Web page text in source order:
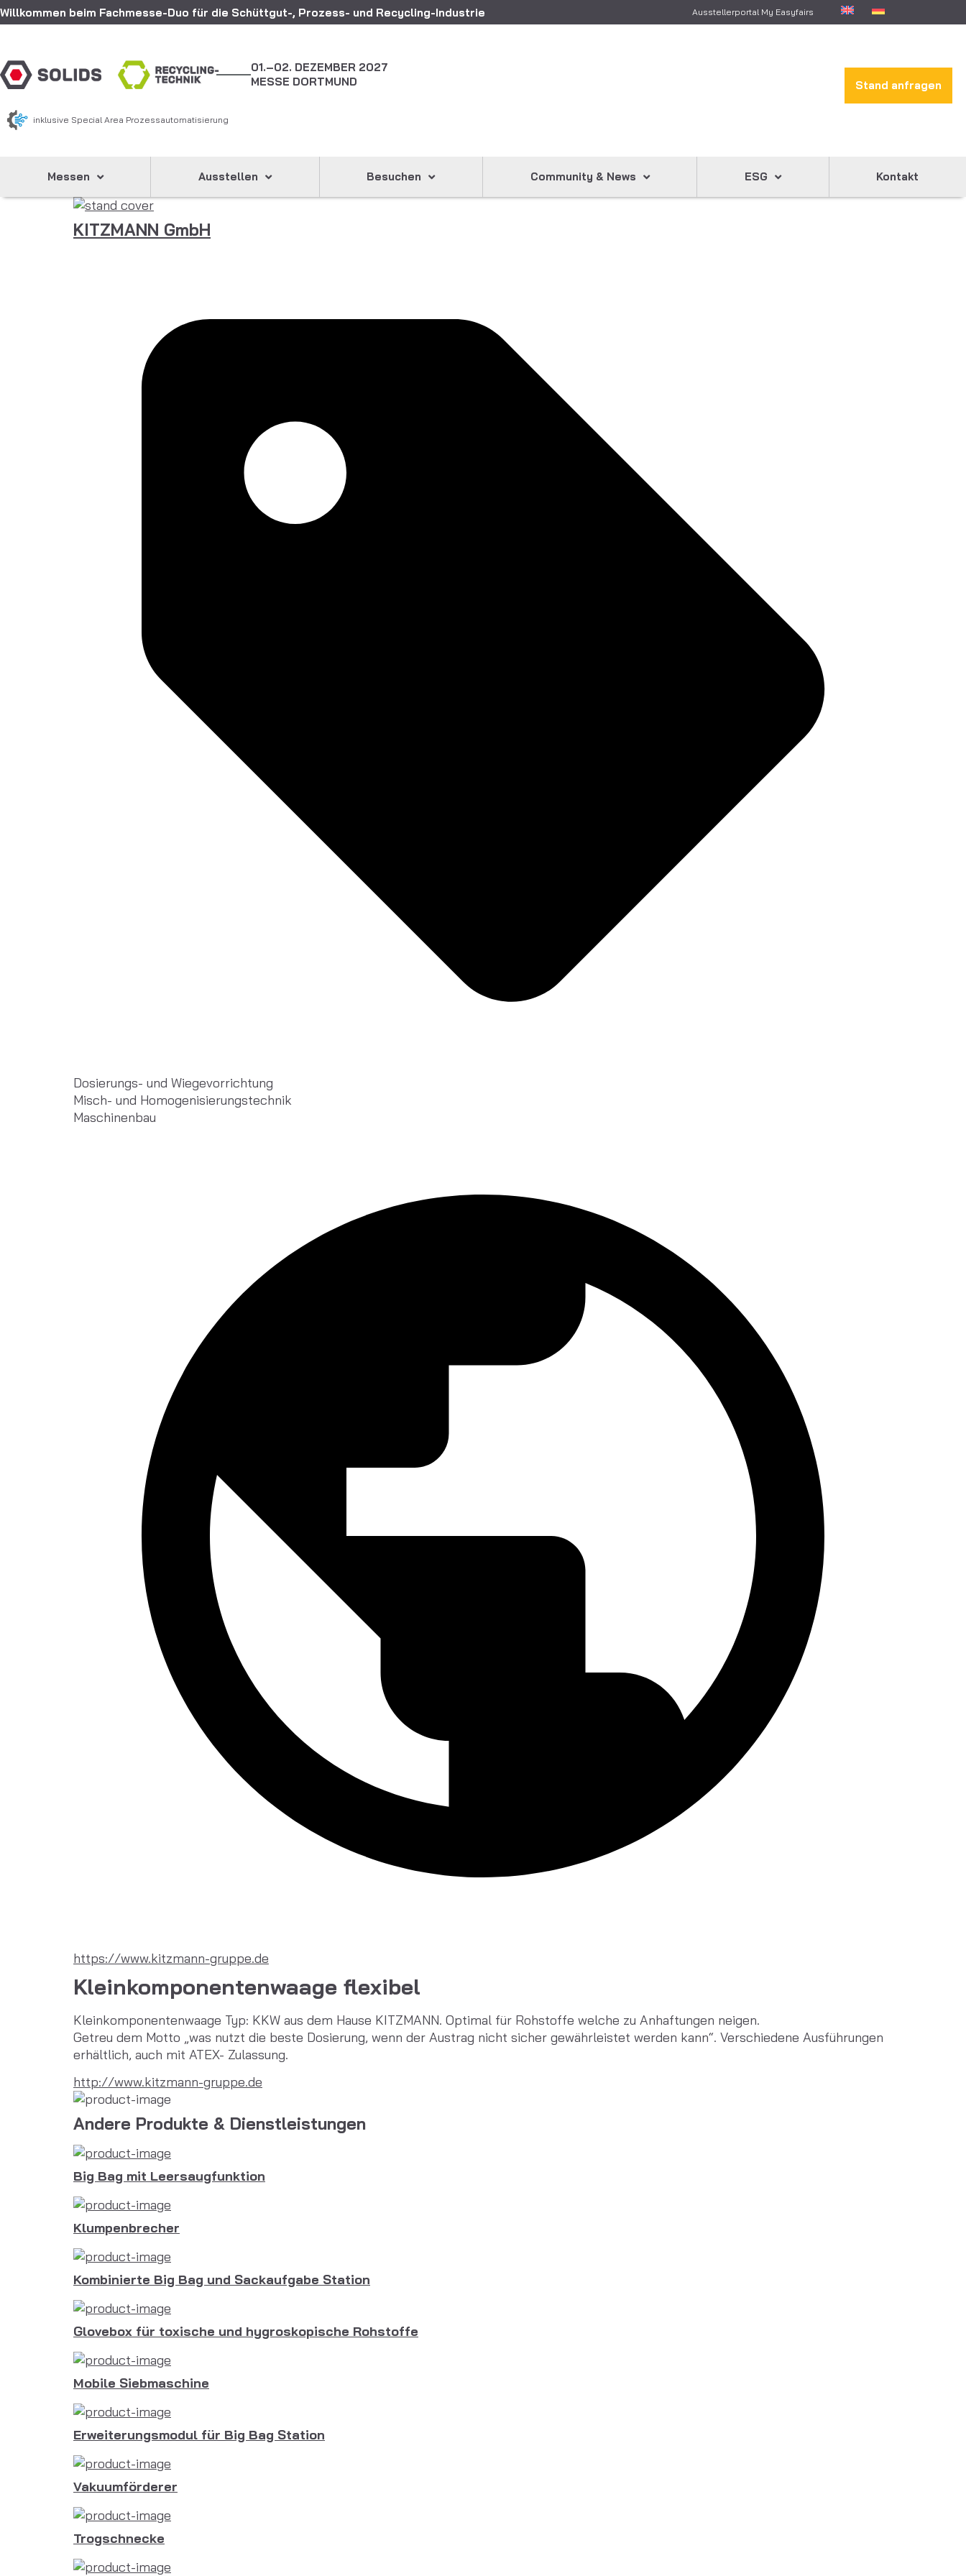
Willkommen beim Fachmesse-Duo für die Schüttgut-, Prozess- und Recycling-Industrie Ausstellerportal My Easyfairs
01.–02. DEZEMBER 2027
MESSE DORTMUND
inklusive Special Area Prozessautomatisierung
Stand anfragen
Messen Ausstellen Besuchen Community & News ESG Kontakt
KITZMANN GmbH
Dosierungs- und Wiegevorrichtung
Misch- und Homogenisierungstechnik
Maschinenbau
https://www.kitzmann-gruppe.de
Kleinkomponentenwaage flexibel
Kleinkomponentenwaage Typ: KKW aus dem Hause KITZMANN. Optimal für Rohstoffe welche zu Anhaftungen neigen.
Getreu dem Motto „was nutzt die beste Dosierung, wenn der Austrag nicht sicher gewährleistet werden kann“. Verschiedene Ausführungen
erhältlich, auch mit ATEX- Zulassung.
http://www.kitzmann-gruppe.de
Andere Produkte & Dienstleistungen
Big Bag mit Leersaugfunktion
Klumpenbrecher
Kombinierte Big Bag und Sackaufgabe Station
Glovebox für toxische und hygroskopische Rohstoffe
Mobile Siebmaschine
Erweiterungsmodul für Big Bag Station
Vakuumförderer
Trogschnecke